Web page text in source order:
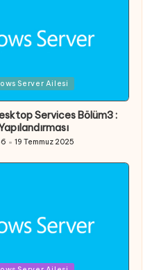
Server Ailesi
Services Bölüm3 :
19 Temmuz 2025